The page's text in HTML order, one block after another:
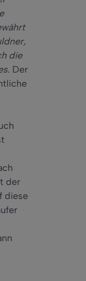
die
. Der
der
diese